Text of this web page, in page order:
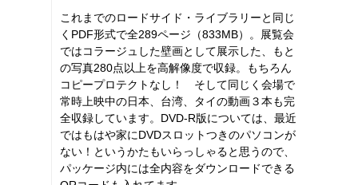
これまでのロードサイド・ライブラリーと同じ
くPDF形式で全289ページ（833MB）。展覧会
ではコラージュした壁画として展示した、もと
の写真280点以上を高解像度で収録。もちろん
コピープロテクトなし！ そして同じく会場で
常時上映中の日本、台湾、タイの動画３本も完
全収録しています。DVD-R版については、最近
ではもはや家にDVDスロットつきのパソコンが
ない！というかたもいらっしゃると思うので、
パッケージ内には全内容をダウンロードできる